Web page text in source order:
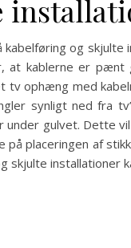
og skjulte
kablerne er
ophæng med
synligt ned fra
under gulvet.
placeringen af
installationer